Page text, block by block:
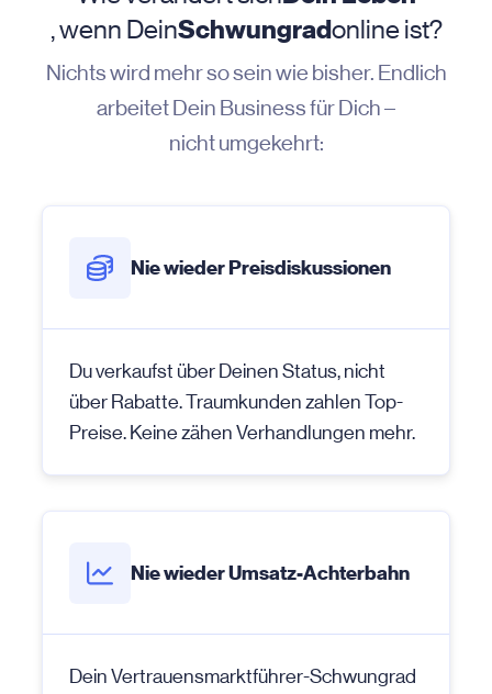
, wenn DeinSchwungradonline ist?
Nichts wird mehr so sein wie bisher. Endlich
arbeitet Dein Business für Dich –
nicht umgekehrt:
Nie wieder Preisdiskussionen
Du verkaufst über Deinen Status, nicht
über Rabatte. Traumkunden zahlen Top-
Preise. Keine zähen Verhandlungen mehr.
Nie wieder Umsatz-Achterbahn
Dein Vertrauensmarktführer-Schwungrad